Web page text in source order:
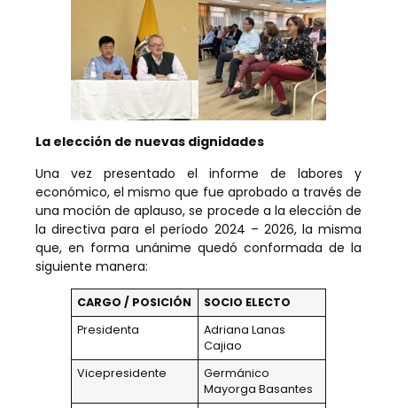
La elección de nuevas dignidades
Una vez presentado el informe de labores y
económico, el mismo que fue aprobado a través de
una moción de aplauso, se procede a la elección de
la directiva para el período 2024 – 2026, la misma
que, en forma unánime quedó conformada de la
siguiente manera:
CARGO / POSICIÓN
SOCIO ELECTO
Presidenta
Adriana Lanas
Cajiao
Vicepresidente
Germánico
Mayorga Basantes